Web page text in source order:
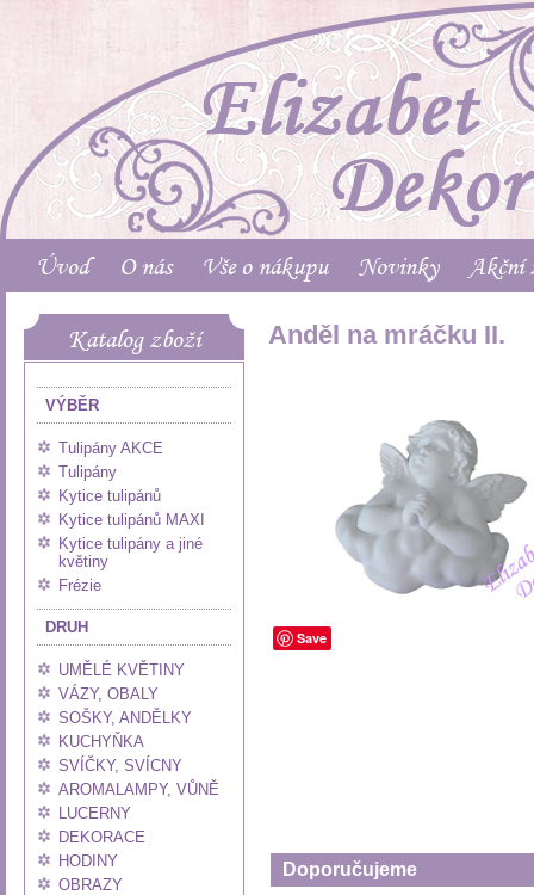
Úvod O nás Vše o nákupu Novinky Akční
Katalog zboží
VÝBĚR
Tulipány AKCE
Tulipány
Kytice tulipánů
Kytice tulipánů MAXI
Kytice tulipány a jiné
květiny
Frézie
DRUH
UMĚLÉ KVĚTINY
VÁZY, OBALY
SOŠKY, ANDĚLKY
KUCHYŇKA
SVÍČKY, SVÍCNY
AROMALAMPY, VŮNĚ
LUCERNY
DEKORACE
HODINY
OBRAZY
Anděl na mráčku II.
Save
Doporučujeme